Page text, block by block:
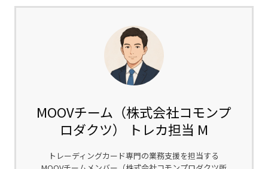
MOOVチーム（株式会社コモンプ
ロダクツ） トレカ担当 M
トレーディングカード専門の業務支援を担当する